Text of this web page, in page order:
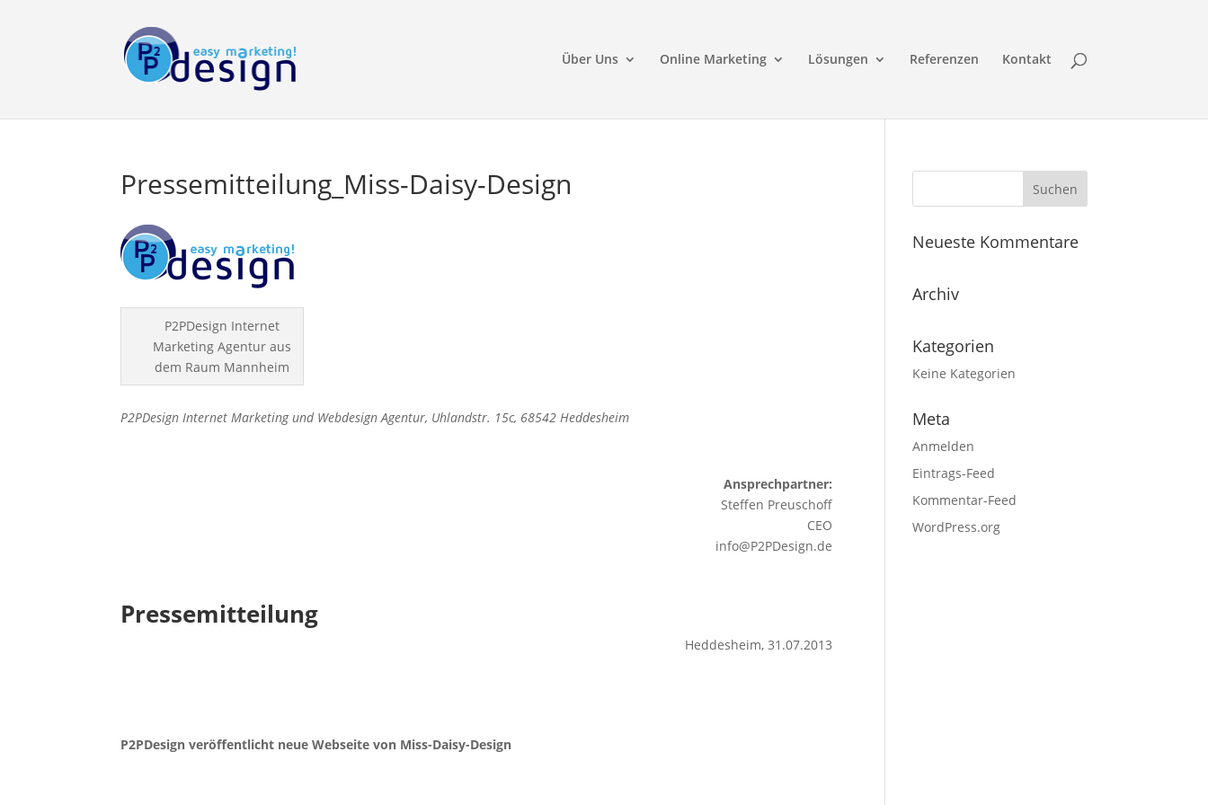
Über Uns Online Marketing Lösungen Referenzen Kontakt
Pressemitteilung_Miss-Daisy-Design
P2PDesign Internet
Marketing Agentur aus
dem Raum Mannheim
P2PDesign Internet Marketing und Webdesign Agentur, Uhlandstr. 15c, 68542 Heddesheim
Ansprechpartner:
Steffen Preuschoff
CEO
info@P2PDesign.de
Pressemitteilung
Heddesheim, 31.07.2013
P2PDesign veröffentlicht neue Webseite von Miss-Daisy-Design
Neueste Kommentare
Archiv
Kategorien
Keine Kategorien
Meta
Anmelden
Eintrags-Feed
Kommentar-Feed
WordPress.org